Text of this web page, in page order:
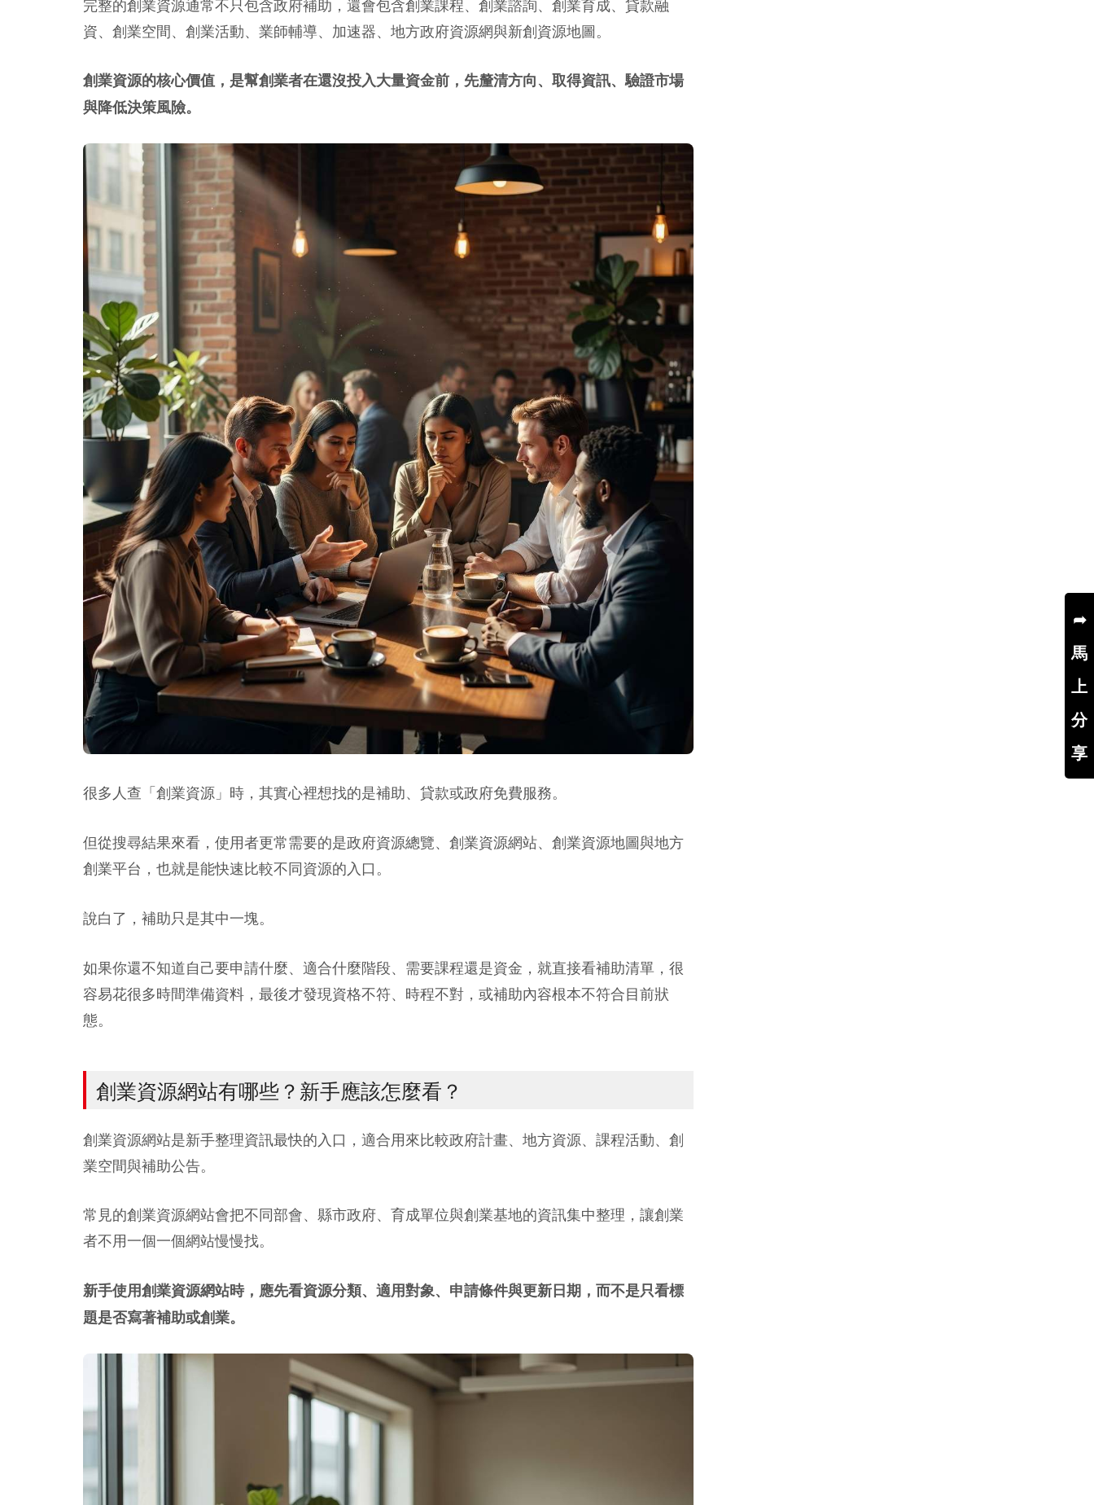
資、創業空間、創業活動、業師輔導、加速器、地方政府資源網與新創資源地圖。
創業資源的核心價值，是幫創業者在還沒投入大量資金前，先釐清方向、取得資訊、驗證市場
與降低決策風險。
很多人查「創業資源」時，其實心裡想找的是補助、貸款或政府免費服務。
但從搜尋結果來看，使用者更常需要的是政府資源總覽、創業資源網站、創業資源地圖與地方
創業平台，也就是能快速比較不同資源的入口。
說白了，補助只是其中一塊。
如果你還不知道自己要申請什麼、適合什麼階段、需要課程還是資金，就直接看補助清單，很
容易花很多時間準備資料，最後才發現資格不符、時程不對，或補助內容根本不符合目前狀
態。
創業資源網站有哪些？新手應該怎麼看？
創業資源網站是新手整理資訊最快的入口，適合用來比較政府計畫、地方資源、課程活動、創
業空間與補助公告。
常見的創業資源網站會把不同部會、縣市政府、育成單位與創業基地的資訊集中整理，讓創業
者不用一個一個網站慢慢找。
新手使用創業資源網站時，應先看資源分類、適用對象、申請條件與更新日期，而不是只看標
題是否寫著補助或創業。
➦
馬
上
分
享